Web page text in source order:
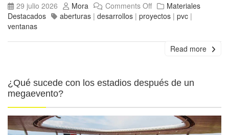
29 julio 2026 Mora Comments Off
Materiales
Destacados
aberturas | desarrollos | proyectos | pvc |
ventanas
Read more
¿Qué sucede con los estadios después de un
megaevento?